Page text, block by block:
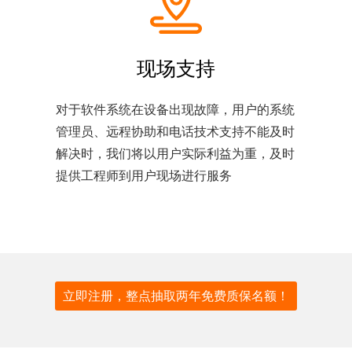
现场支持
对于软件系统在设备出现故障，用户的系统
管理员、远程协助和电话技术支持不能及时
解决时，我们将以用户实际利益为重，及时
提供工程师到用户现场进行服务
立即注册，整点抽取两年免费质保名额！